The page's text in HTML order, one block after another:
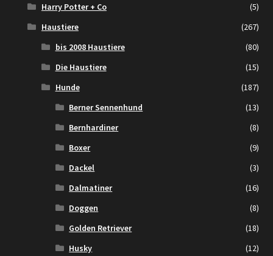
Harry Potter + Co
(5)
Haustiere
(267)
bis 2008 Haustiere
(80)
Die Haustiere
(15)
Hunde
(187)
Berner Sennenhund
(13)
Bernhardiner
(8)
Boxer
(9)
Dackel
(3)
Dalmatiner
(16)
Doggen
(8)
Golden Retriever
(18)
Husky
(12)